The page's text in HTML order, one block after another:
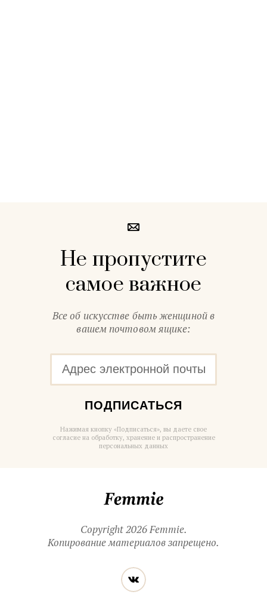
Не пропустите
самое важное
Все об искусстве быть женщиной в
вашем почтовом ящике:
ПОДПИСАТЬСЯ
Нажимая кнопку «Подписаться», вы даете свое
согласие на обработку, хранение и распространение
персональных данных
Copyright 2026 Femmie.
Копирование материалов запрещено.
Читайте
нас
в социальных